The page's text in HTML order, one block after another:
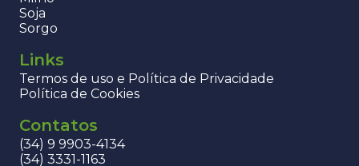
Soja
Sorgo
Links
Termos de uso e Política de Privacidade
Política de Cookies
Contatos
(34) 9 9903-4134
(34) 3331-1163